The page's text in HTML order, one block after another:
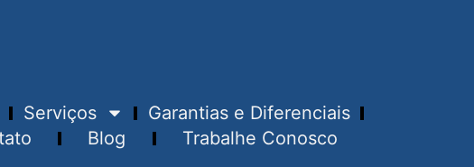
Serviços
Garantias e Diferenciais
Blog Trabalhe Conosco